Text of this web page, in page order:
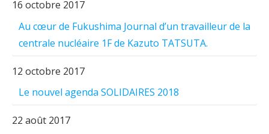
16 octobre 2017
Au cœur de Fukushima Journal d’un travailleur de la
centrale nucléaire 1F de Kazuto TATSUTA.
12 octobre 2017
Le nouvel agenda SOLIDAIRES 2018
22 août 2017